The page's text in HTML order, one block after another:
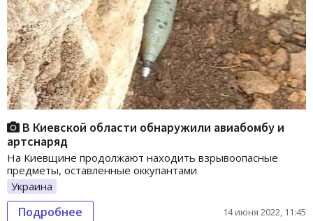
В Киевской области обнаружили авиабомбу и
артснаряд
На Киевщине продолжают находить взрывоопасные
предметы, оставленные оккупантами
Украина
Подробнее 14 июня 2022, 11:45